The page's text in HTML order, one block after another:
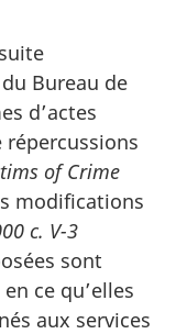
Bureau de
d’actes
of Crime
modifications
c. V-3
sont
ce qu’elles
aux services